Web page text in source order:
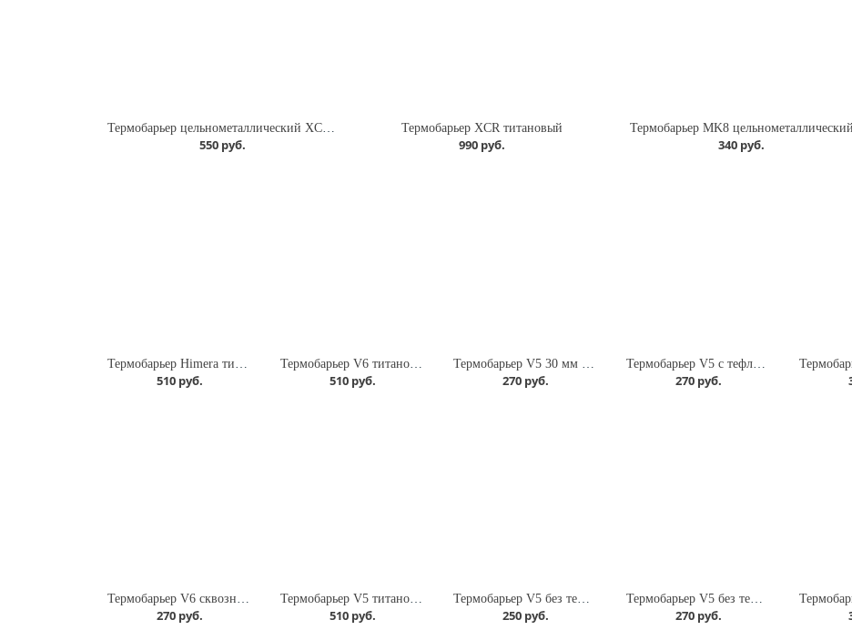
Термобарьер цельнометаллический XCR титановый
550 руб.
Термобарьер XCR титановый
990 руб.
Термобарьер MK8 цельнометаллический
340 руб.
510 руб. 510 руб. 270 руб. 270 руб.
270 руб. 510 руб. 250 руб. 270 руб.